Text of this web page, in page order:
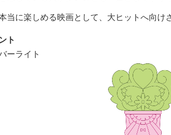
当に楽しめる映画として、大ヒットへ向け
ト
ーライト